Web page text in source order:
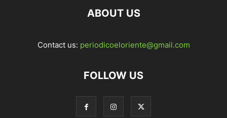
ABOUT US
Contact us: periodicoeloriente@gmail.com
FOLLOW US